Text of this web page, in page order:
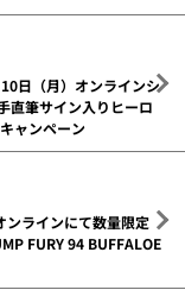
日（月）オンラインシ
直筆サイン入りヒーロ
ャンペーン
ンラインにて数量限定
FURY 94 BUFFALOE